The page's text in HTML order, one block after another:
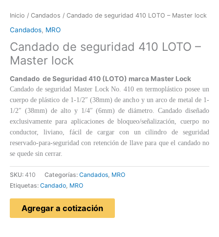
Inicio / Candados / Candado de seguridad 410 LOTO – Master lock
Candados, MRO
Candado de seguridad 410 LOTO –
Master lock
Candado de Seguridad 410 (LOTO) marca Master Lock
Candado de seguridad Master Lock No. 410 en termoplástico posee un
cuerpo de plástico de 1-1/2″ (38mm) de ancho y un arco de metal de 1-
1/2″ (38mm) de alto y 1/4″ (6mm) de diámetro. Candado diseñado
exclusivamente para aplicaciones de bloqueo/señalización, cuerpo no
conductor, liviano, fácil de cargar con un cilindro de seguridad
reservado-para-seguridad con retención de llave para que el candado no
se quede sin cerrar.
SKU: 410 Categorías: Candados MRO
Etiquetas: Candado MRO
Agregar a cotización